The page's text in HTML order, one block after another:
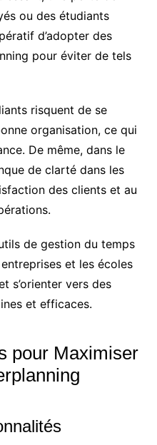
ou des étudiants
d’adopter des
pour éviter de tels
risquent de se
organisation, ce qui
De même, dans le
de clarté dans les
des clients et au
de gestion du temps
et les écoles
s’orienter vers des
et efficaces.
pour Maximiser